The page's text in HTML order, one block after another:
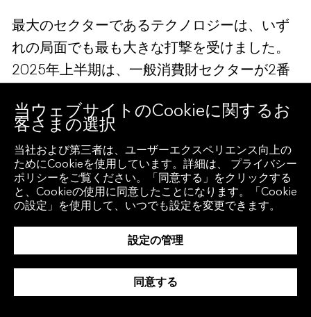
最大のセクターであるテクノロジーは、いず
れの局面でも最も大きな打撃を受けました。
2025年上半期は、一般消費財セクターが2番
によるものだったことを反映しています。一
方、関税の影響を受けにくいセクターは相対
的にウエートが増加しました。
対照的に、足元のローテーションはテクノロ
ジーセクターから、より従来型の産業セクタ
ーへと資金が移る動きのように見受けられま
す。ただし、例外は金融セクターで、プライ
ベートクレジットに関する懸念から下押し圧
当ウェブサイトのCookieに関するお
客さまの選択
当社および第三者は、ユーザーエクスペリエンス向上の
ためにCookieを使用しています。詳細は、 プライバシー
ポリシーをご覧ください。「同意する」をクリックする
と、Cookieの使用に同意したことになります。「Cookie
の設定」を使用して、いつでも設定を変更できます。
設定の管理
同意する